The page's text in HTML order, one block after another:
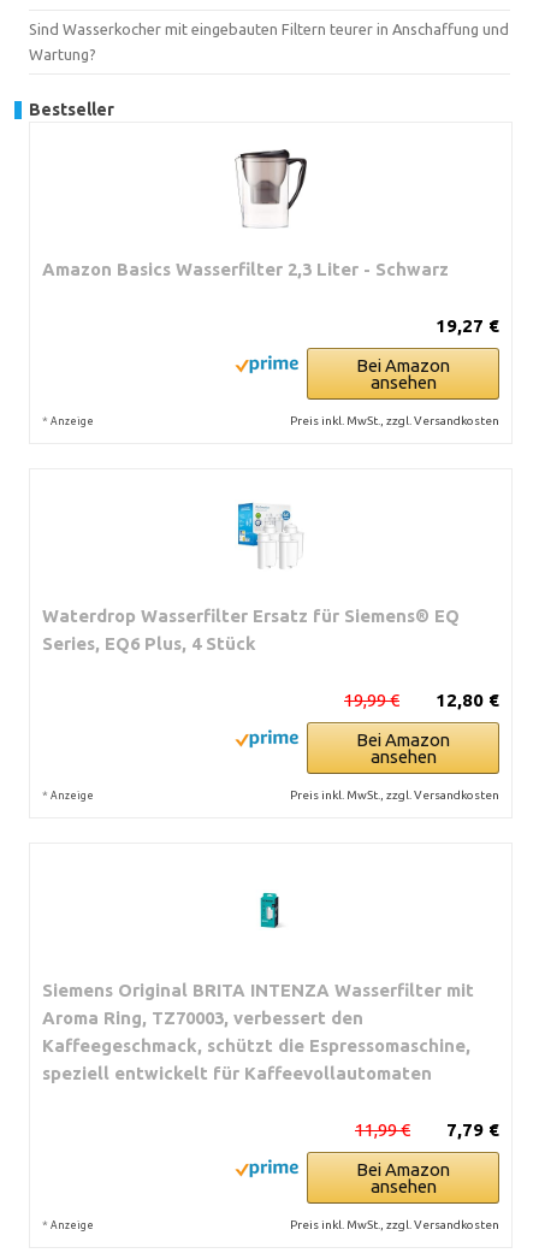
Sind Wasserkocher mit eingebauten Filtern teurer in Anschaffung und
Wartung?
Bestseller
Amazon Basics Wasserfilter 2,3 Liter - Schwarz
19,27 €
Bei Amazon
ansehen
* Anzeige Preis inkl. MwSt., zzgl. Versandkosten
Waterdrop Wasserfilter Ersatz für Siemens® EQ
Series, EQ6 Plus, 4 Stück
12,80 €
19,99 €
Bei Amazon
ansehen
* Anzeige Preis inkl. MwSt., zzgl. Versandkosten
Siemens Original BRITA INTENZA Wasserfilter mit
Aroma Ring, TZ70003, verbessert den
Kaffeegeschmack, schützt die Espressomaschine,
speziell entwickelt für Kaffeevollautomaten
7,79 €
11,99 €
Bei Amazon
ansehen
* Anzeige Preis inkl. MwSt., zzgl. Versandkosten